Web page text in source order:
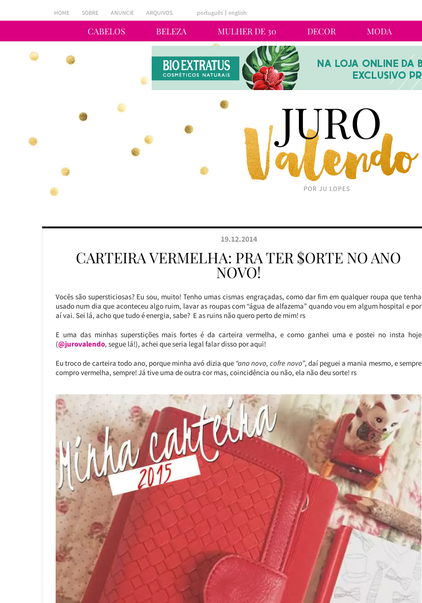
CABELOS BELEZA MULHER DE 30 DECOR MODA
HOME SOBRE ANUNCIE ARQUIVOS português english
19.12.2014
CARTEIRA VERMELHA: PRA TER $ORTE NO ANO
NOVO!
Vocês são supersticiosas? Eu sou, muito! Tenho umas cismas engraçadas, como dar fim em qualquer roupa que tenha
usado num dia que aconteceu algo ruim, lavar as roupas com “água de alfazema” quando vou em algum hospital e por
aí vai. Sei lá, acho que tudo é energia, sabe? E as ruins não quero perto de mim! rs
E uma das minhas superstições mais fortes é da carteira vermelha, e como ganhei uma e postei no insta hoje
(@jurovalendo, segue lá!), achei que seria legal falar disso por aqui!
Eu troco de carteira todo ano, porque minha avó dizia que “ano novo, cofre novo”, daí peguei a mania mesmo, e sempre
compro vermelha, sempre! Já tive uma de outra cor mas, coincidência ou não, ela não deu sorte! rs